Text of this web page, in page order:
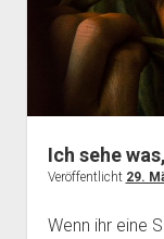
Ich sehe
Veröffentlicht 29.
Wenn ihr eine